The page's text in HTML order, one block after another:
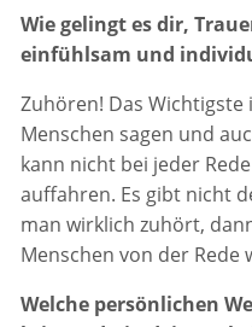
Wie gelingt es dir,
einfühlsam und
Zuhören! Das Wichtigste
Menschen sagen und
kann nicht bei jeder
auffahren. Es gibt nicht
man wirklich zuhört,
Menschen von der Rede
Welche persönlichen